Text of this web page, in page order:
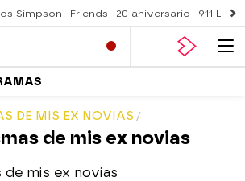
Simpson Friends 20 aniversario 911
DE MIS EX NOVIAS
de mis ex novias
de mis ex novias